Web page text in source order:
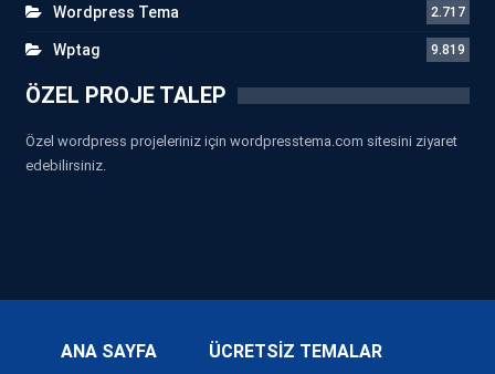
Wordpress Tema 2.717
Wptag 9.819
ÖZEL PROJE TALEP
Özel wordpress projeleriniz için wordpresstema.com sitesini ziyaret
edebilirsiniz.
ANA SAYFA ÜCRETSİZ TEMALAR